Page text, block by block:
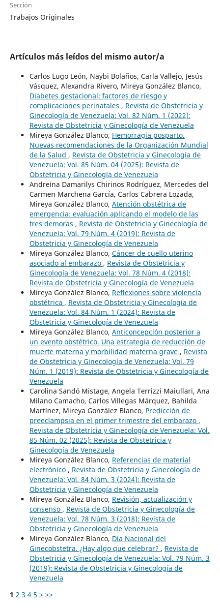
Sección
Trabajos Originales
Artículos más leídos del mismo autor/a
Carlos Lugo León, Naybi Bolaños, Carla Vallejo, Jesús
Vásquez, Alexandra Rivero, Mireya González Blanco,
Diabetes gestacional: factores de riesgo y
complicaciones perinatales , Revista de Obstetricia y
Ginecología de Venezuela: Vol. 82 Núm. 1 (2022):
Revista de Obstetricia y Ginecología de Venezuela
Mireya González Blanco, Hemorragia posparto.
Nuevas recomendaciones de la Organización Mundial
de la Salud , Revista de Obstetricia y Ginecología de
Venezuela: Vol. 85 Núm. 04 (2025): Revista de
Obstetricia y Ginecología de Venezuela
Andreína Damarilys Chirinos Rodríguez, Mercedes del
Carmen Marchena García, Carlos Cabrera Lozada,
Mireya González Blanco, Atención obstétrica de
emergencia: evaluación aplicando el modelo de las
tres demoras , Revista de Obstetricia y Ginecología de
Venezuela: Vol. 79 Núm. 4 (2019): Revista de
Obstetricia y Ginecología de Venezuela
Mireya González Blanco, Cáncer de cuello uterino
asociado al embarazo , Revista de Obstetricia y
Ginecología de Venezuela: Vol. 78 Núm. 4 (2018):
Revista de Obstetricia y Ginecología de Venezuela
Mireya González Blanco, Reflexiones sobre violencia
obstétrica , Revista de Obstetricia y Ginecología de
Venezuela: Vol. 84 Núm. 1 (2024): Revista de
Obstetricia y Ginecología de Venezuela
Mireya González Blanco, Anticoncepción posterior a
un evento obstétrico. Una estrategia de reducción de
muerte materna y morbilidad materna grave , Revista
de Obstetricia y Ginecología de Venezuela: Vol. 79
Núm. 1 (2019): Revista de Obstetricia y Ginecología de
Venezuela
Carolina Sandó Mistage, Angela Terrizzi Maiullari, Ana
Milano Camacho, Carlos Villegas Márquez, Bahilda
Martínez, Mireya González Blanco, Predicción de
preeclampsia en el primer trimestre del embarazo ,
Revista de Obstetricia y Ginecología de Venezuela: Vol.
85 Núm. 02 (2025): Revista de Obstetricia y
Ginecología de Venezuela
Mireya González Blanco, Referencias de material
electrónico , Revista de Obstetricia y Ginecología de
Venezuela: Vol. 84 Núm. 3 (2024): Revista de
Obstetricia y Ginecología de Venezuela
Mireya González Blanco, Revisión, actualización y
consenso , Revista de Obstetricia y Ginecología de
Venezuela: Vol. 78 Núm. 3 (2018): Revista de
Obstetricia y Ginecología de Venezuela
Mireya González Blanco, Día Nacional del
Ginecobstetra. ¿Hay algo que celebrar? , Revista de
Obstetricia y Ginecología de Venezuela: Vol. 79 Núm. 3
(2019): Revista de Obstetricia y Ginecología de
Venezuela
1 2 3 4 5 > >>